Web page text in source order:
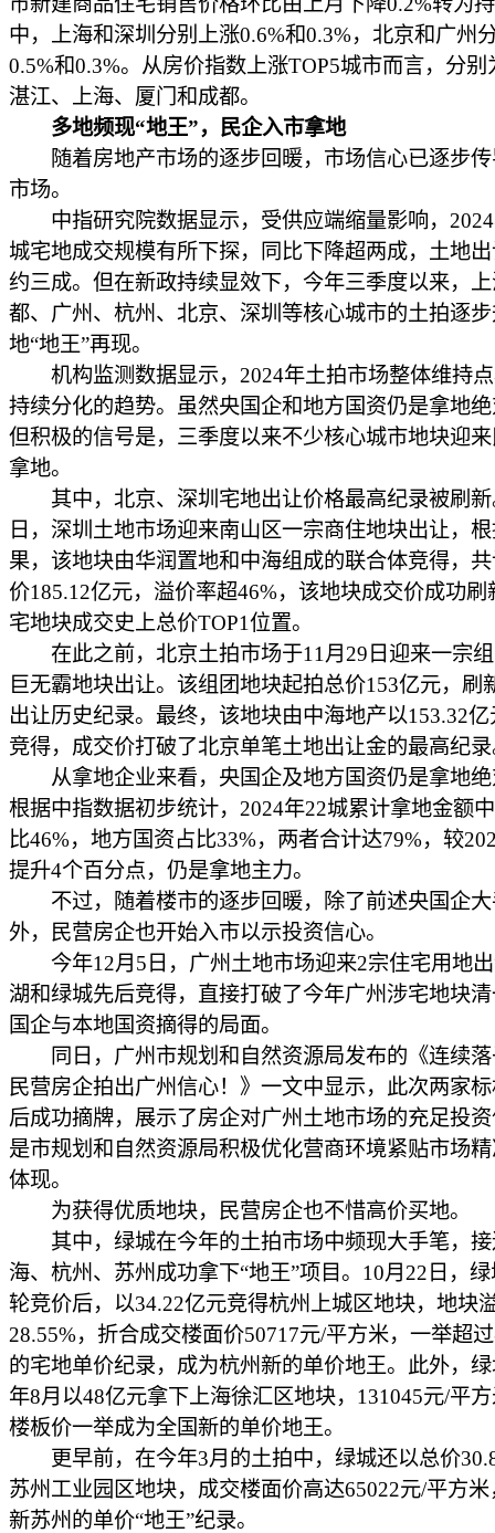
中，上海和深圳分别上涨0.6%和0.3%，北京和广州
0.5%和0.3%。从房价指数上涨TOP5城市而言，分别
湛江、上海、厦门和成都。
多地频现“地王”，民企入市拿地
随着房地产市场的逐步回暖，市场信心已逐步传
市场。
中指研究院数据显示，受供应端缩量影响，2024
城宅地成交规模有所下探，同比下降超两成，土地
约三成。但在新政持续显效下，今年三季度以来，
都、广州、杭州、北京、深圳等核心城市的土拍逐
地“地王”再现。
机构监测数据显示，2024年土拍市场整体维持
持续分化的趋势。虽然央国企和地方国资仍是拿地
但积极的信号是，三季度以来不少核心城市地块迎
拿地。
其中，北京、深圳宅地出让价格最高纪录被刷新
日，深圳土地市场迎来南山区一宗商住地块出让，
果，该地块由华润置地和中海组成的联合体竞得，
价185.12亿元，溢价率超46%，该地块成交价成功刷
宅地块成交史上总价TOP1位置。
在此之前，北京土拍市场于11月29日迎来一宗
巨无霸地块出让。该组团地块起拍总价153亿元，刷
出让历史纪录。最终，该地块由中海地产以153.32
竞得，成交价打破了北京单笔土地出让金的最高纪
从拿地企业来看，央国企及地方国资仍是拿地绝
根据中指数据初步统计，2024年22城累计拿地金额
比46%，地方国资占比33%，两者合计达79%，较
提升4个百分点，仍是拿地主力。
不过，随着楼市的逐步回暖，除了前述央国企大
外，民营房企也开始入市以示投资信心。
今年12月5日，广州土地市场迎来2宗住宅用地
湖和绿城先后竞得，直接打破了今年广州涉宅地块
国企与本地国资摘得的局面。
同日，广州市规划和自然资源局发布的《连续落
民营房企拍出广州信心！》一文中显示，此次两家
后成功摘牌，展示了房企对广州土地市场的充足投
是市规划和自然资源局积极优化营商环境紧贴市场
体现。
为获得优质地块，民营房企也不惜高价买地。
其中，绿城在今年的土拍市场中频现大手笔，接
海、杭州、苏州成功拿下“地王”项目。10月22日，
轮竞价后，以34.22亿元竞得杭州上城区地块，地块
28.55%，折合成交楼面价50717元/平方米，一举超
的宅地单价纪录，成为杭州新的单价地王。此外，
年8月以48亿元拿下上海徐汇区地块，131045元/平
楼板价一举成为全国新的单价地王。
更早前，在今年3月的土拍中，绿城还以总价
苏州工业园区地块，成交楼面价高达65022元/平方
新苏州的单价“地王”纪录。